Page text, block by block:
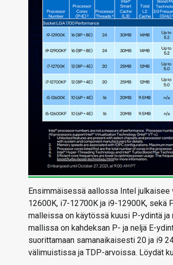
Ensimmäisessä aallossa Intel
12600K, i7-12700K ja i9-12900K, sekä
malleissa on käytössä kuusi P-ydintä
mallissa on kahdeksan P- ja neljä E-
suorittamaan samanaikaisesti 20 ja i9
välimuistissa ja TDP-arvoissa. Löydät